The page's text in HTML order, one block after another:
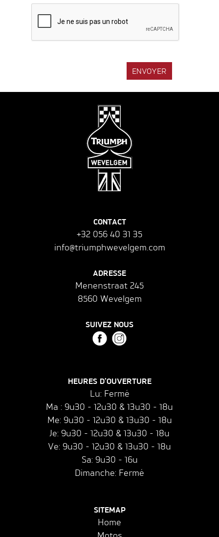
CONTACT
+32 056 40 31 35
info@triumphwevelgem.com
ADRESSE
Menenstraat 245
8560 Wevelgem
SUIVEZ NOUS
HEURES D'OUVERTURE
Lu: Fermé
Ma : 9u30 - 12u30 & 13u30 - 18u
Me: 9u30 - 12u30 & 13u30 - 18u
Je: 9u30 - 12u30 & 13u30 - 18u
Ve: 9u30 - 12u30 & 13u30 - 18u
Sa: 9u30 - 16u
Dimanche: Fermé
SITEMAP
Home